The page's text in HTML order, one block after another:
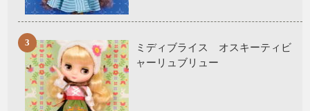
ミディブライス オスキーティビ
ャーリュブリュー